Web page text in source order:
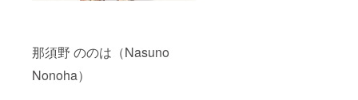
那須野 ののは（Nasuno
Nonoha）